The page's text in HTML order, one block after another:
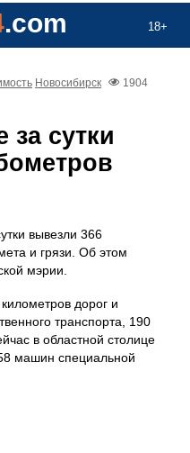
18+
.com
Новосибирск
1904
сутки
вывезли 366
и грязи. Об этом
мэрии.
дорог и
транспорта, 190
в областной столице
машин специальной